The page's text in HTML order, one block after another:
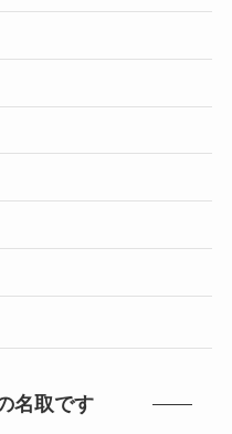
名取です